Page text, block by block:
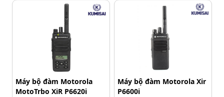
các tính năng linh hoạt. Đèn LED báo hiệu 3 màu thể
hiện tình trạng máy, báo rung giúp người dùng không bị
lỡ cảnh báo trong môi trường nhiều tiếng ồn hoặc
không làm phiền trong môi trường yên tĩnh.
Máy bộ đàm Motorola
MotoTrbo XiR P6620i
Máy bộ đàm Motorola Xir
P6600i